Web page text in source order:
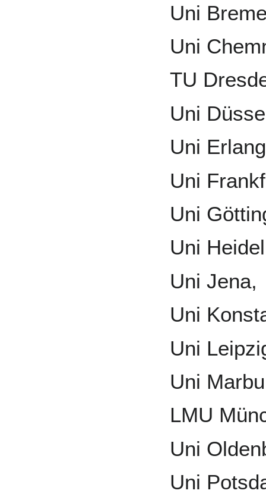
Uni
Uni
TU
Uni
Uni
Uni
Uni
Uni
Uni Jena,
Uni
Uni
Uni
LMU
Uni
Uni